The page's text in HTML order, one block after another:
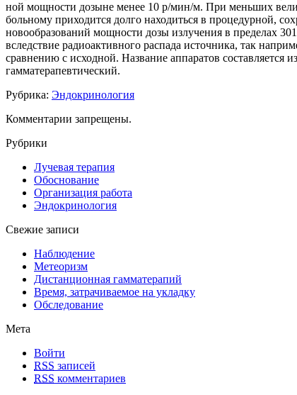
ной мощности дозыне менее 10 р/мин/м. При меньших
больному приходится долго находиться в процедурной,
новообразований мощности дозы излучения в пределах
вследствие радиоактивного распада источника, так
сравнению с исходной. Название аппаратов составляется
гамматерапевтический.
Рубрика: Эндокринология
Комментарии запрещены.
Рубрики
Лучевая терапия
Обоснование
Организация работа
Эндокринология
Свежие записи
Наблюдение
Метеоризм
Дистанционная гамматерапий
Время, затрачиваемое на укладку
Обследование
Мета
Войти
RSS записей
RSS комментариев